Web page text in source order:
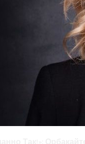
Apple
версией
Watch Ultra. Они
Apple,
по связи